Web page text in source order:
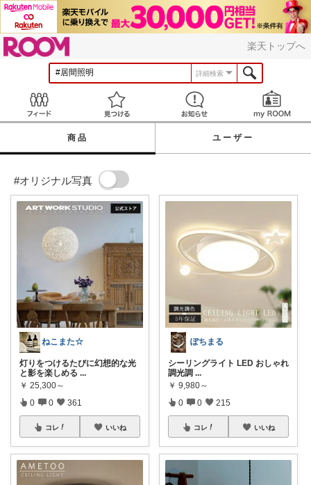
楽天トップへ
詳細検索
見つける お知らせ
商品 ユーザー
#オリジナル写真
ねこまた☆
灯りをつけるたびに幻想的な光
と影を楽しめる ...
￥ 25,300～
0 0 361
コレ いいね
ぽちまる
シーリングライト LED おしゃれ
調光調 ...
￥ 9,980～
0 0 215
コレ いいね